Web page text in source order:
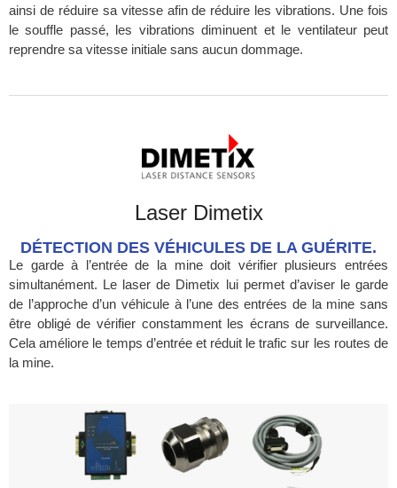
ainsi de réduire sa vitesse afin de réduire les vibrations. Une fois
le souffle passé, les vibrations diminuent et le ventilateur peut
reprendre sa vitesse initiale sans aucun dommage.
Laser Dimetix
DÉTECTION DES VÉHICULES DE LA GUÉRITE.
Le garde à l’entrée de la mine doit vérifier plusieurs entrées
simultanément. Le laser de Dimetix lui permet d’aviser le garde
de l’approche d’un véhicule à l’une des entrées de la mine sans
être obligé de vérifier constamment les écrans de surveillance.
Cela améliore le temps d’entrée et réduit le trafic sur les routes de
la mine.